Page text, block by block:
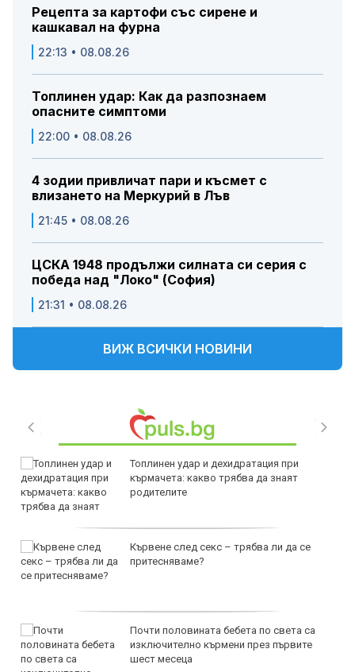
Рецепта за картофи със сирене и
кашкавал на фурна
22:13 • 08.08.26
Топлинен удар: Как да разпознаем
опасните симптоми
22:00 • 08.08.26
4 зодии привличат пари и късмет с
влизането на Меркурий в Лъв
21:45 • 08.08.26
ЦСКА 1948 продължи силната си серия с
победа над "Локо" (София)
21:31 • 08.08.26
ВИЖ ВСИЧКИ НОВИНИ
Топлинен удар и дехидратация при
кърмачета: какво трябва да знаят
родителите
Кървене след секс – трябва ли да се
притесняваме?
Почти половината бебета по света са
изключително кърмени през първите
шест месеца